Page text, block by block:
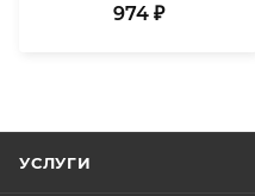
974 ₽
УСЛУГИ